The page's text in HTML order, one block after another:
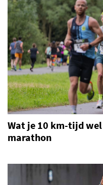
Wat je 10 km-tijd
marathon